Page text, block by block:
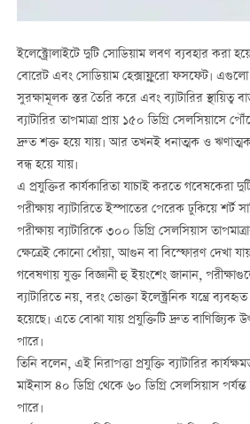
ইলেক্ট্রোলাইটে দুটি সোডিয়াম লবণ ব্যবহার করা
বোরেট এবং সোডিয়াম হেক্সাফ্লুরো ফসফেট। এগুলো
সুরক্ষামূলক স্তর তৈরি করে এবং ব্যাটারির স্থায়িত্ব
ব্যাটারির তাপমাত্রা প্রায় ১৫০ ডিগ্রি সেলসিয়াসে
দ্রুত শক্ত হয়ে যায়। আর তখনই ধনাত্মক ও ঋণাত্মক
বন্ধ হয়ে যায়।
এ প্রযুক্তির কার্যকারিতা যাচাই করতে গবেষকেরা
পরীক্ষায় ব্যাটারিতে ইস্পাতের পেরেক ঢুকিয়ে শর্ট
পরীক্ষায় ব্যাটারিকে ৩০০ ডিগ্রি সেলসিয়াস
ক্ষেত্রেই কোনো ধোঁয়া, আগুন বা বিস্ফোরণ দেখা
গবেষণায় যুক্ত বিজ্ঞানী হু ইয়ংশেং জানান,
ব্যাটারিতে নয়, বরং ভোক্তা ইলেক্ট্রনিক যন্ত্রে
হয়েছে। এতে বোঝা যায় প্রযুক্তিটি দ্রুত বাণিজ্যিক
পারে।
তিনি বলেন, এই নিরাপত্তা প্রযুক্তি ব্যাটারির
মাইনাস ৪০ ডিগ্রি থেকে ৬০ ডিগ্রি সেলসিয়াস
পারে।